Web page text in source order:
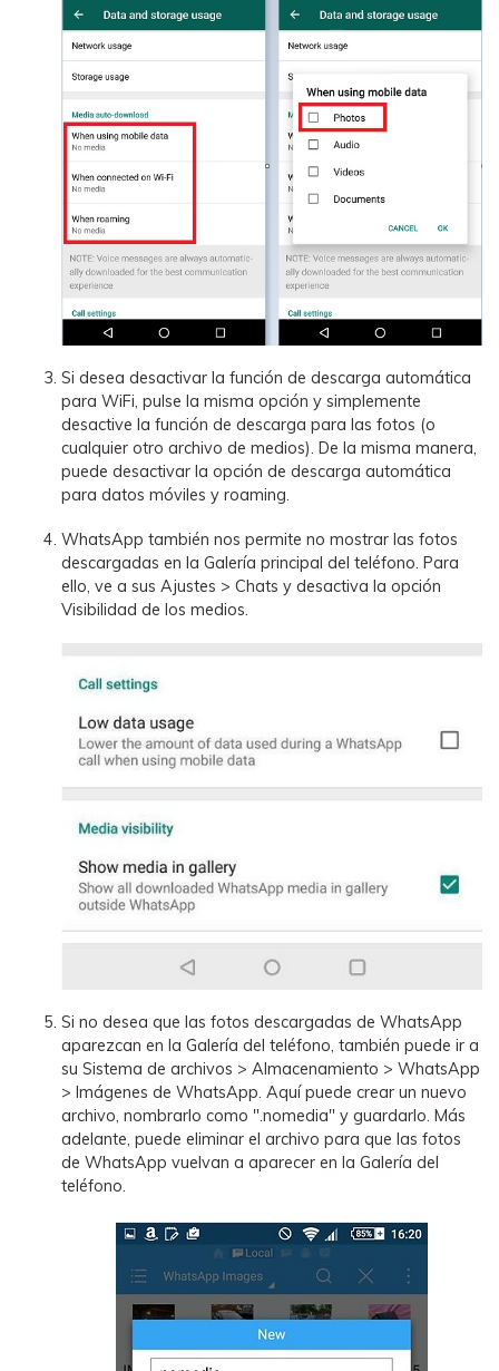
Si desea desactivar la función de descarga automática
para WiFi, pulse la misma opción y simplemente
desactive la función de descarga para las fotos (o
cualquier otro archivo de medios). De la misma manera,
puede desactivar la opción de descarga automática
para datos móviles y roaming.
WhatsApp también nos permite no mostrar las fotos
descargadas en la Galería principal del teléfono. Para
ello, ve a sus Ajustes > Chats y desactiva la opción
Visibilidad de los medios.
Si no desea que las fotos descargadas de WhatsApp
aparezcan en la Galería del teléfono, también puede ir a
su Sistema de archivos > Almacenamiento > WhatsApp
> Imágenes de WhatsApp. Aquí puede crear un nuevo
archivo, nombrarlo como ".nomedia" y guardarlo. Más
adelante, puede eliminar el archivo para que las fotos
de WhatsApp vuelvan a aparecer en la Galería del
teléfono.